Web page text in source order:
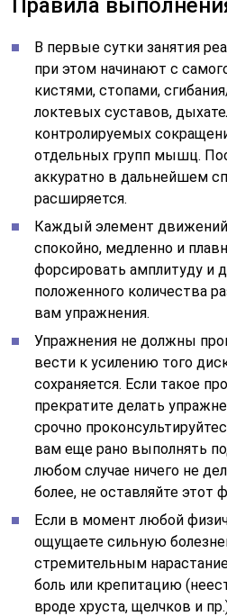
Правила
В первые сутки занятия
при этом начинают с
кистями, стопами,
локтевых суставов,
контролируемых
отдельных групп мышц.
аккуратно в дальнейшем
расширяется.
Каждый элемент
спокойно, медленно и
форсировать амплитуду и
положенного количества
вам упражнения.
Упражнения не должны
вести к усилению того
сохраняется. Если такое
прекратите делать
срочно
вам еще рано выполнять
любом случае ничего не
более, не оставляйте этот
Если в момент любой
ощущаете сильную
стремительным
боль или крепитацию
вроде хруста, щелчков и